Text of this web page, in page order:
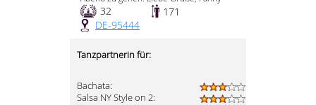
32
171
DE-95444
Tanzpartnerin für:
Bachata:
Salsa NY Style on 2: